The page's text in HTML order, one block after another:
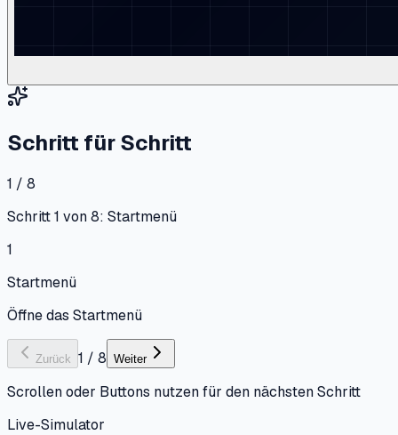
Schritt für Schritt
1 / 8
Schritt 1 von 8: Startmenü
1
Startmenü
Öffne das Startmenü
Zurück 1 / 8 Weiter
Scrollen oder Buttons nutzen für den nächsten Schritt
Live-Simulator